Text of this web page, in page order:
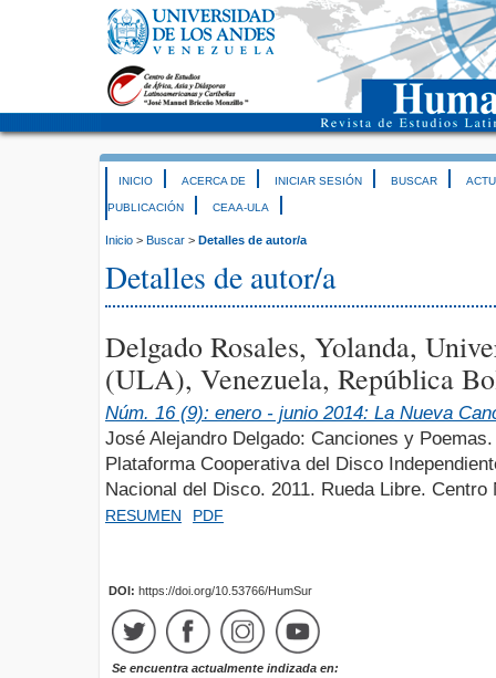
INICIO ACERCA DE INICIAR SESIÓN BUSCAR
PUBLICACIÓN CEAA-ULA
Inicio > Buscar > Detalles de autor/a
Detalles de autor/a
Delgado Rosales, Yolanda,
(ULA), Venezuela, República
Núm. 16 (9): enero - junio 2014: La Nueva
José Alejandro Delgado: Canciones y
Plataforma Cooperativa del Disco
Nacional del Disco. 2011. Rueda Libre.
RESUMEN PDF
DOI: https://doi.org/10.53766/HumSur
Se encuentra actualmente indizada en: